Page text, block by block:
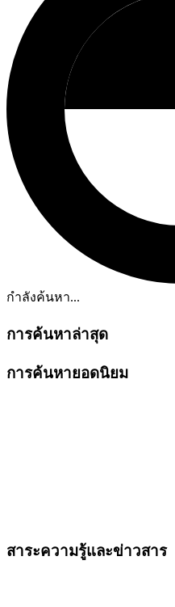
กำลังค้นหา...
การค้นหาล่าสุด
การค้นหายอดนิยม
สาระความรู้และข่าวสาร